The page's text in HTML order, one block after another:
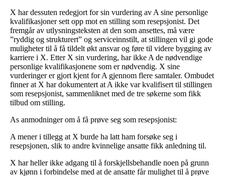
X har dessuten redegjort for sin vurdering av A sine personlige
kvalifikasjoner sett opp mot en stilling som resepsjonist. Det
fremgår av utlysningsteksten at den som ansettes, må være
”ryddig og strukturert” og serviceinnstilt, at stillingen vil gi gode
muligheter til å få tildelt økt ansvar og føre til videre bygging av
karriere i X. Etter X sin vurdering, har ikke A de nødvendige
personlige kvalifikasjonene som er nødvendig. X sine
vurderinger er gjort kjent for A gjennom flere samtaler. Ombudet
finner at X har dokumentert at A ikke var kvalifisert til stillingen
som resepsjonist, sammenliknet med de tre søkerne som fikk
tilbud om stilling.
As anmodninger om å få prøve seg som resepsjonist:
A mener i tillegg at X burde ha latt ham forsøke seg i
resepsjonen, slik to andre kvinnelige ansatte fikk anledning til.
X har heller ikke adgang til å forskjellsbehandle noen på grunn
av kjønn i forbindelse med at de ansatte får mulighet til å prøve